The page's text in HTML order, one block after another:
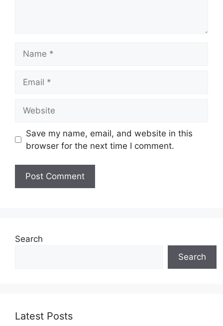
Save my name, email, and website in this
browser for the next time I comment.
Search
Search
Latest Posts